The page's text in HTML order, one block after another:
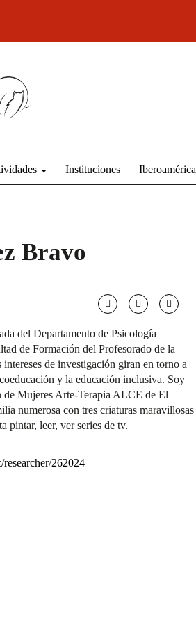
Instituciones Iberoamérica
Bravo
del Departamento de Psicología
de Formación del Profesorado de la
de investigación giran en torno a
y la educación inclusiva. Soy
de Mujeres Arte-Terapia ALCE de El
numerosa con tres criaturas maravillosas
pintar, leer, ver series de tv.
262024